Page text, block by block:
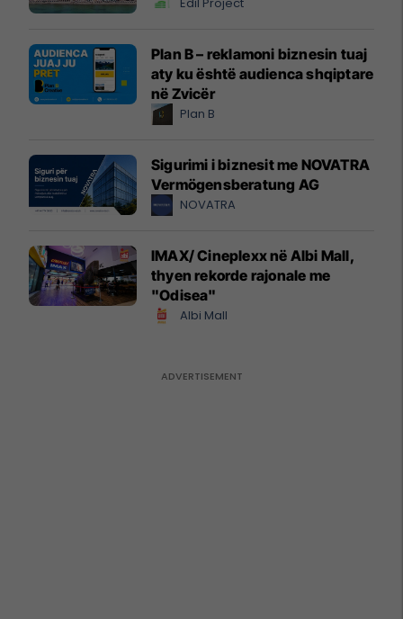
Plan B – reklamoni biznesin tuaj
aty ku është audienca shqiptare
në Zvicër
Plan B
Sigurimi i biznesit me NOVATRA
Vermögensberatung AG
NOVATRA
IMAX/ Cineplexx në Albi Mall,
thyen rekorde rajonale me
"Odisea"
Albi Mall